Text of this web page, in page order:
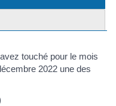
touché pour le mois
2022 une des